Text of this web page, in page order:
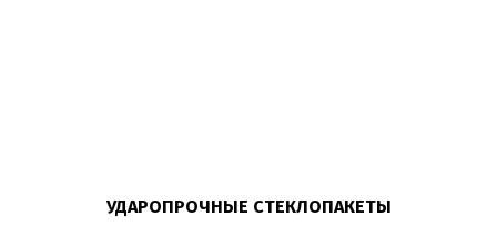
УДАРОПРОЧНЫЕ СТЕКЛОПАКЕТЫ